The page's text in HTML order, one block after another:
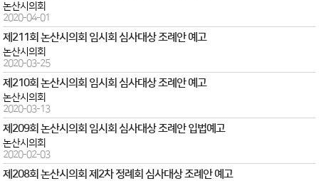
논산시의회
2020-04-01
제211회 논산시의회 임시회 심사대상 조례안 예고
논산시의회
2020-03-25
제210회 논산시의회 임시회 심사대상 조례안 예고
논산시의회
2020-03-13
제209회 논산시의회 임시회 심사대상 조례안 입법예고
논산시의회
2020-02-03
제208회 논산시의회 제2차 정례회 심사대상 조례안 예고